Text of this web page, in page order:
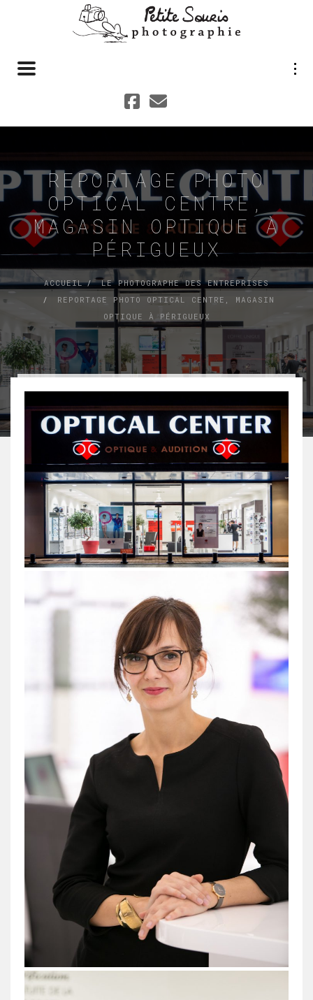
Toggle navigation
REPORTAGE PHOTO
OPTICAL CENTRE,
MAGASIN OPTIQUE À
PÉRIGUEUX
ACCUEIL
LE PHOTOGRAPHE DES ENTREPRISES
REPORTAGE PHOTO OPTICAL CENTRE, MAGASIN
OPTIQUE À PÉRIGUEUX